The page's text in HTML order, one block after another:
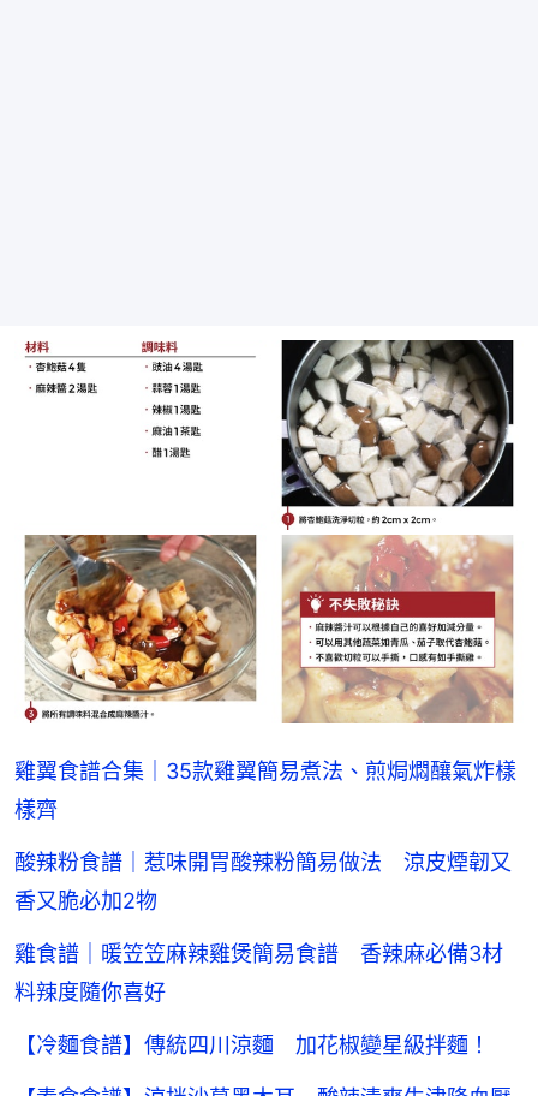
雞翼食譜合集｜35款雞翼簡易煮法、煎焗燜釀氣炸樣
樣齊
酸辣粉食譜｜惹味開胃酸辣粉簡易做法 涼皮煙韌又
香又脆必加2物
雞食譜｜暖笠笠麻辣雞煲簡易食譜 香辣麻必備3材
料辣度隨你喜好
【冷麵食譜】傳統四川涼麵 加花椒變星級拌麵！